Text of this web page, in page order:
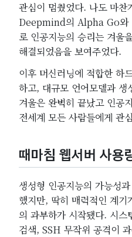
관심이 멈췄었다. 나도 마
Deepmind의 Alpha Go와
로 인공지능의 승리는 겨울
해결되었음을 보여주었다.
이후 머신러닝에 적합한 하
하고, 대규모 언어모델과 생
겨울은 완벽히 끝났고 인공
전세계 모든 사람들에게 관
때마침 웹서버 사용
생성형 인공지능의 가능성
했지만, 딱히 매력적인 계
의 과부하가 시작됐다. 시스
검색, SSH 무작위 공격이